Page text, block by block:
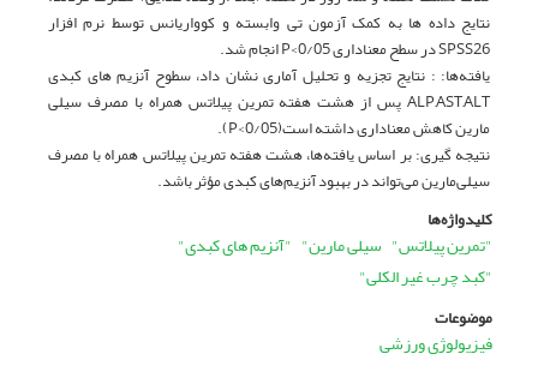
نتایج داده ها به کمک آزمون تی وابسته و کوواریانس توسط نرم افزار
SPSS26 در سطح معناداری P<0/05 انجام شد.
یافته‌ها: : نتایج تجزیه و تحلیل آماری نشان داد، سطوح آنزیم های کبدی
ALP,AST,ALT پس از هشت هفته تمرین پیلاتس همراه با مصرف سیلی
مارین کاهش معناداری داشته است(P<0/05).
نتیجه‏ گیری: بر اساس یافته‌ها، هشت هفته تمرین پیلاتس همراه با مصرف
سیلی‌مارین می‌تواند در بهبود آنزیم‌های کبدی مؤثر باشد.
کلیدواژه‌ها
"تمرین پیلاتس" سیلی مارین" "آنزیم های کبدی"
"کبد چرب غیر الکلی"
موضوعات
فیزیولوژی ورزشی